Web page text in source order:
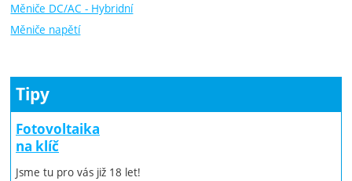
Měniče DC/AC - Hybridní
Měniče napětí
Tipy
Fotovoltaika
na klíč
Jsme tu pro vás již 18 let!